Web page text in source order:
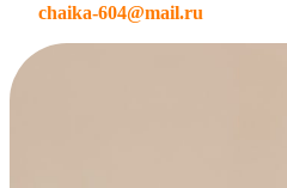
chaika-604@mail.ru